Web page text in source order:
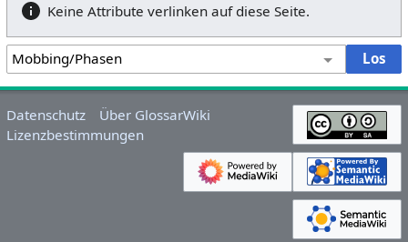
Keine Attribute verlinken auf diese Seite.
Datenschutz
Über GlossarWiki
Lizenzbestimmungen